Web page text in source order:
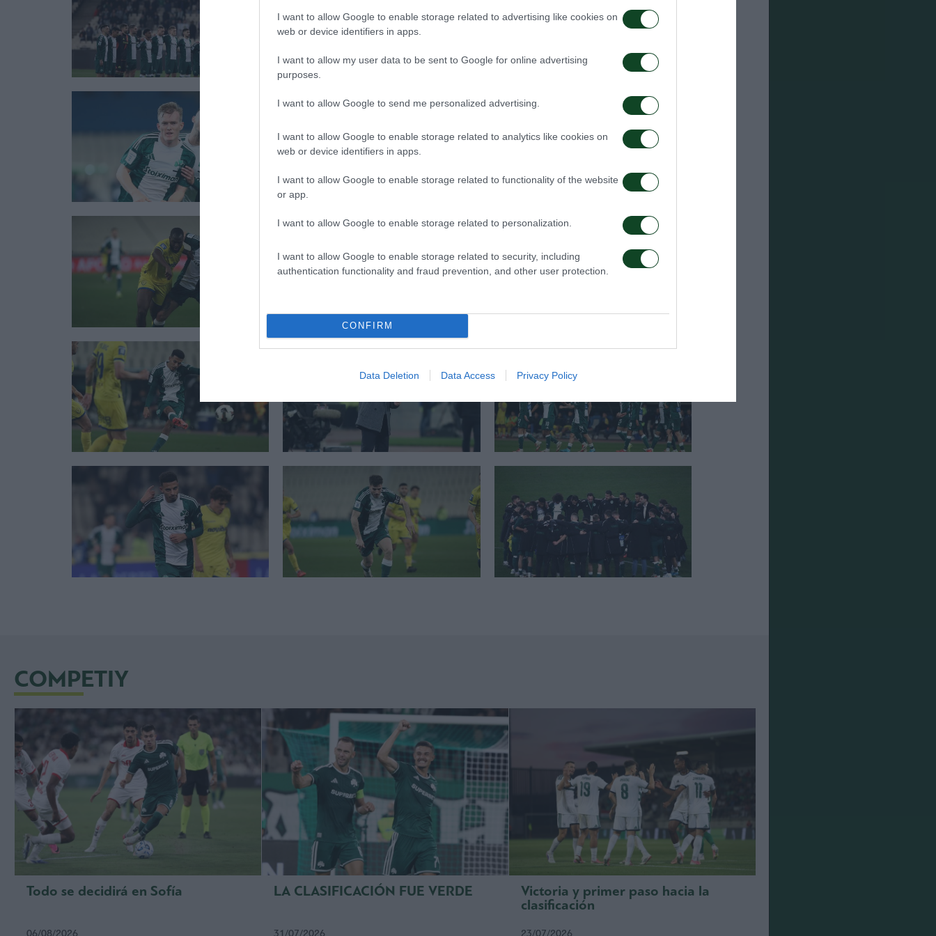
I want to allow Google to enable storage related to advertising like cookies on
web or device identifiers in apps.
I want to allow my user data to be sent to Google for online advertising
purposes.
I want to allow Google to send me personalized advertising.
I want to allow Google to enable storage related to analytics like cookies on
web or device identifiers in apps.
I want to allow Google to enable storage related to functionality of the website
or app.
I want to allow Google to enable storage related to personalization.
I want to allow Google to enable storage related to security, including
authentication functionality and fraud prevention, and other user protection.
CONFIRM
Data Deletion Data Access Privacy Policy
COMPETIY
Todo se decidirá en Sofía
06/08/2026
LA CLASIFICACIÓN FUE VERDE
31/07/2026
Victoria y primer paso hacia la
clasificación
23/07/2026